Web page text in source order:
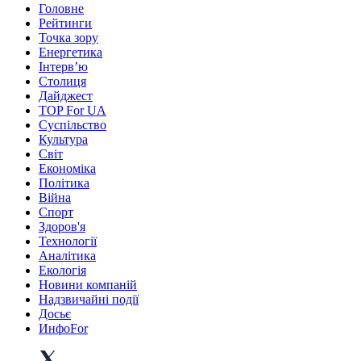
Головне
Рейтинги
Точка зору
Енергетика
Інтерв’ю
Столиця
Дайджест
TOP For UA
Суспiльство
Культура
Світ
Економіка
Політика
Війна
Спорт
Здоров'я
Технології
Аналітика
Екологія
Новини компаній
Надзвичайні події
Досьє
ИнфоFor